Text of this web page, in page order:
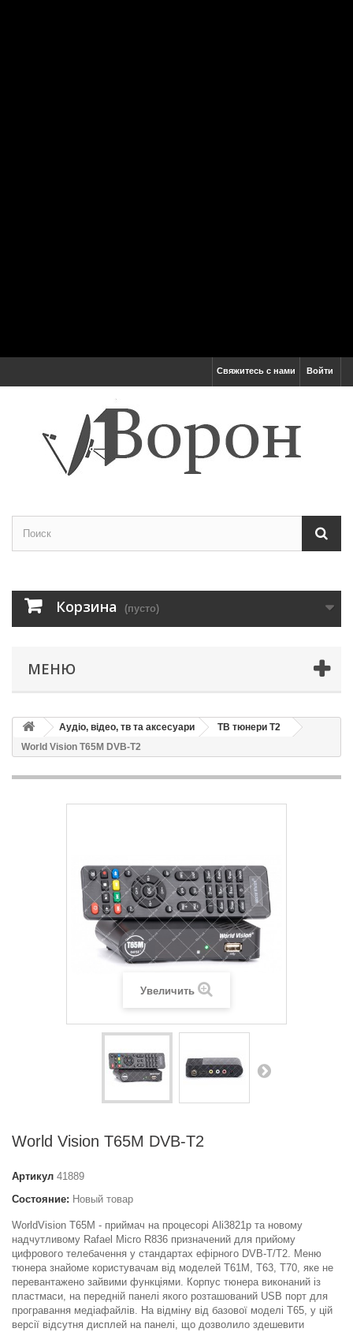
Войти
Свяжитесь с нами
Корзина (пусто)
МЕНЮ
Аудіо, відео, тв та аксесуари
ТВ тюнери Т2
World Vision T65M DVB-T2
Увеличить
World Vision T65M DVB-T2
Артикул 41889
Состояние: Новый товар
WorldVision T65М - приймач на процесорі Ali3821p та новому
надчутливому Rafael Micro R836 призначений для прийому
цифрового телебачення у стандартах ефірного DVB-T/T2. Меню
тюнера знайоме користувачам від моделей T61M, T63, T70, яке не
перевантажено зайвими функціями. Корпус тюнера виконаний із
пластмаси, на передній панелі якого розташований USB порт для
програвання медіафайлів. На відміну від базової моделі T65, у цій
версії відсутня дисплей на панелі, що дозволило здешевити